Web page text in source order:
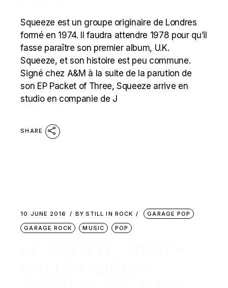
Squeeze est un groupe originaire de Londres
formé en 1974. Il faudra attendre 1978 pour qu’il
fasse paraître son premier album, U.K.
Squeeze, et son histoire est peu commune.
Signé chez A&M à la suite de la parution de
son EP Packet of Three, Squeeze arrive en
studio en companie de J
SHARE
10 JUNE 2016 BY STILL IN ROCK
GARAGE POP
GARAGE ROCK
MUSIC POP